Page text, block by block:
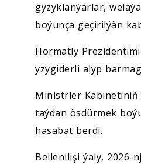
gyzyklanýarlar,
boýunça geçirilýän
Hormatly
yzygiderli alyp
Ministrler Kabinetiniň
taýdan ösdürmek
hasabat berdi.
Bellenilişi ýaly, 2026-